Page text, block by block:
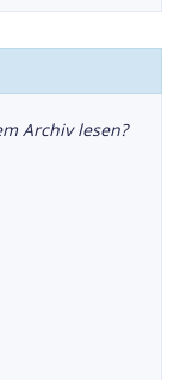
Archiv lesen?